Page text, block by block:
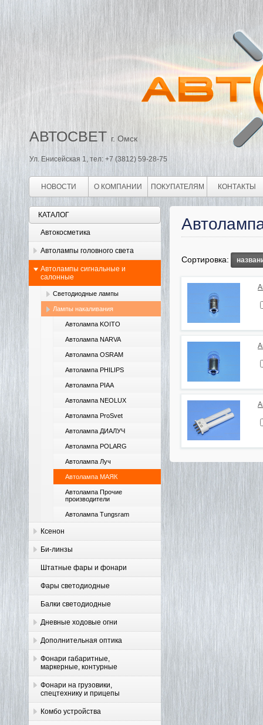
АВТОСВЕТ г. Омск
Ул. Енисейская 1, тел: +7 (3812) 59-28-75
НОВОСТИ О КОМПАНИИ ПОКУПАТЕЛЯМ КОНТАКТЫ
КАТАЛОГ
Автокосметика
Автолампы головного света
Автолампы сигнальные и
салонные
Светодиодные лампы
Лампы накаливания
Автолампа KOITO
Автолампа NARVA
Автолампа OSRAM
Автолампа PHILIPS
Автолампа PIAA
Автолампа NEOLUX
Автолампа ProSvet
Автолампа ДИАЛУЧ
Автолампа POLARG
Автолампа Луч
Автолампа МАЯК
Автолампа Прочие
производители
Автолампа Tungsram
Ксенон
Би-линзы
Штатные фары и фонари
Фары светодиодные
Балки светодиодные
Дневные ходовые огни
Дополнительная оптика
Фонари габаритные,
маркерные, контурные
Фонари на грузовики,
спецтехнику и прицепы
Комбо устройства
Сортировка: